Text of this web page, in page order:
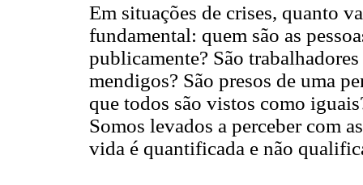
Em situações de crises, quanto
fundamental: quem são as
publicamente? São
mendigos? São presos de uma
que todos são vistos como
Somos levados a perceber com
vida é quantificada e não